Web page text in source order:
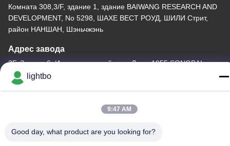
Комната 308,3/F, здание 1, здание BAIWANG RESEARCH AND
DEVELOPMENT, No 5298, ШАХЕ ВЕСТ РОУД, ШИЛИ Стрит,
район НАНШАН, Шэньчжэнь
Адрес завода
2F, Здание 6, Индустриальный парк Лихэ, 1055 SONGBAI
ROAD, XILI, NANSHAN, SHENZHEN
Телефон
lightbo
9:47 AM
Good day, what product are you looking for?